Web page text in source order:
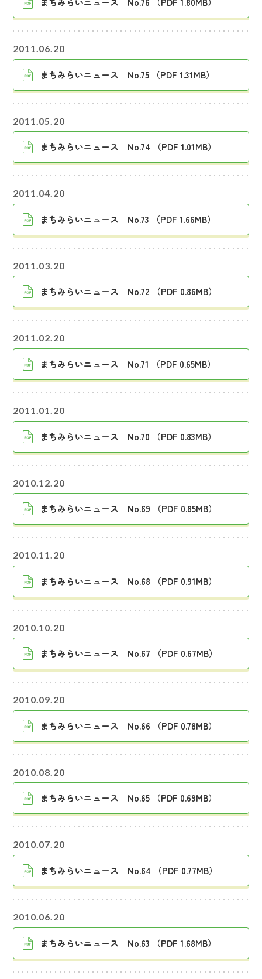
2011.06.20
まちみらいニュース No.75 （PDF 1.31MB）
2011.05.20
まちみらいニュース No.74 （PDF 1.01MB）
2011.04.20
まちみらいニュース No.73 （PDF 1.66MB）
2011.03.20
まちみらいニュース No.72 （PDF 0.86MB）
2011.02.20
まちみらいニュース No.71 （PDF 0.65MB）
2011.01.20
まちみらいニュース No.70 （PDF 0.83MB）
2010.12.20
まちみらいニュース No.69 （PDF 0.85MB）
2010.11.20
まちみらいニュース No.68 （PDF 0.91MB）
2010.10.20
まちみらいニュース No.67 （PDF 0.67MB）
2010.09.20
まちみらいニュース No.66 （PDF 0.78MB）
2010.08.20
まちみらいニュース No.65 （PDF 0.69MB）
2010.07.20
まちみらいニュース No.64 （PDF 0.77MB）
2010.06.20
まちみらいニュース No.63 （PDF 1.68MB）